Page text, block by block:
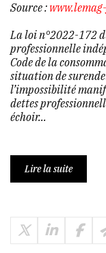
Source :
La loi n°2022-172
professionnelle
Code de la
situation de
l’impossibilité
dettes
échoir...
Lire la suite